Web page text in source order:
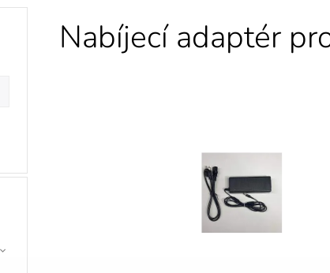
Nabíjecí adaptér